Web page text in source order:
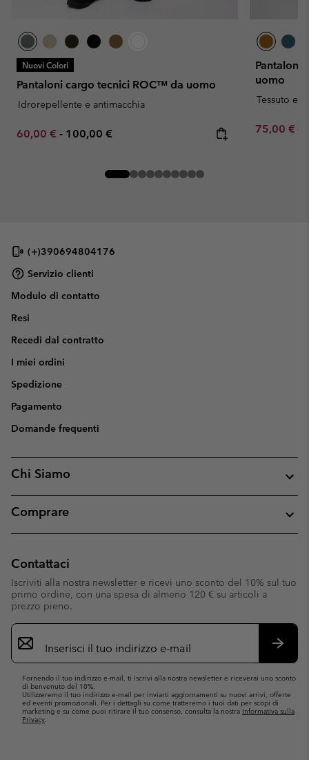
Nuovi Colori
Pantaloni cargo tecnici ROC™ da uomo
Idrorepellente e antimacchia
Minimum sale price:
60,00 € - Maximum price:
100,00 €
Pantaloni
uomo
Tessuto
Sale price:
75,00 €
(+)390694804176
Servizio clienti
Modulo di contatto
Resi
Recedi dal contratto
I miei ordini
Spedizione
Pagamento
Domande frequenti
Chi Siamo
Comprare
Contattaci
Iscriviti alla nostra newsletter e ricevi uno sconto del 10% sul tuo
primo ordine, con una spesa di almeno 120 € su articoli a
prezzo pieno.
Iscrizione
e-
mail
Fornendo il tuo indirizzo e-mail, ti iscrivi alla nostra newsletter e riceverai uno sconto
di benvenuto del 10%.
Utilizzeremo il tuo indirizzo e-mail per inviarti aggiornamenti su nuovi arrivi, offerte
ed eventi promozionali. Per i dettagli su come tratteremo i tuoi dati per scopi di
marketing e su come puoi ritirare il tuo consenso, consulta la nostra Informativa sulla
Privacy.